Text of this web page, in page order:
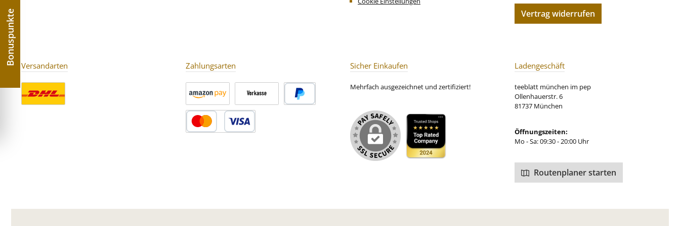
Kornblumenblüten. Unsere
Vertrag widerrufen
Versandarten Zahlungsarten
Amazon Pay Vorkasse
Sicher Einkaufen
Mehrfach ausgezeichnet und zertifiziert!
Ladengeschäft
teeblatt münchen im pep
Ollenhauerstr. 6
81737 München
Öffnungszeiten:
Mo - Sa: 09:30 - 20:00 Uhr
Routenplaner starten
Bonuspunkte